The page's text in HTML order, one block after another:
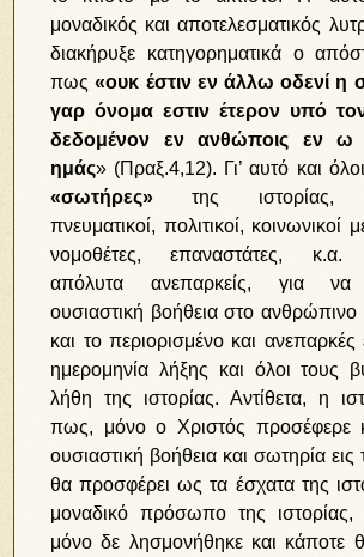
μοναδικός και αποτελεσματικός
διακήρυξε κατηγορηματικά ο
πως«ουκ έστιν εν άλλω οδενί η
γαρ όνομα εστιν έτερον υπό
δεδομένον εν ανθώποις εν ω
ημάς» (Πραξ.4,12). Γι’ αυτό και
«σωτήρες» της ιστορίας,
πνευματικοί, πολιτικοί, κοινωνικοί
νομοθέτες, επαναστάτες, κ.α.
απόλυτα ανεπαρκείς, για να
ουσιαστική βοήθεια στο ανθρώπινο
και το περιορισμένο και ανεπαρκές
ημερομηνία λήξης και όλοι τους
λήθη της ιστορίας. Αντίθετα, η
πως, μόνο ο Χριστός προσέφερε
ουσιαστική βοήθεια και σωτηρία εις
θα προσφέρει ως τα έσχατα της
μοναδικό πρόσωπο της ιστορίας,
μόνο δε λησμονήθηκε και κάποτε